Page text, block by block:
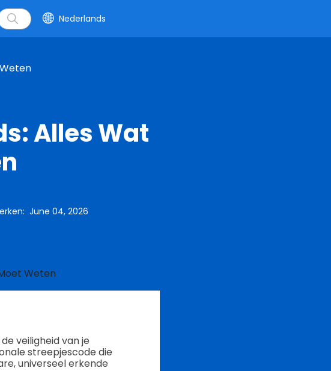
Nederlands
Alles Wat
: June 04, 2026
veiligheid van je
streepjescode die
universeel erkende